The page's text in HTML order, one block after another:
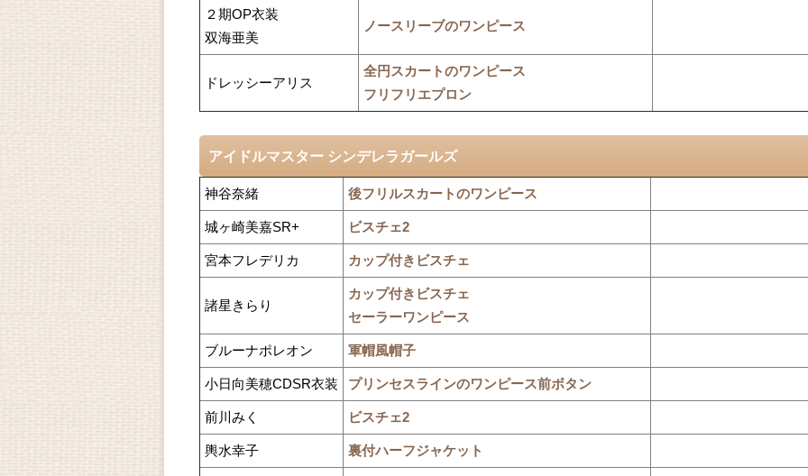
２期OP衣装
双海亜美
ノースリーブのワンピース
ドレッシーアリス
全円スカートのワンピース
フリフリエプロン
アイドルマスター シンデレラガールズ
神谷奈緒 後フリルスカートのワンピース
城ヶ崎美嘉SR+ ビスチェ2
宮本フレデリカ カップ付きビスチェ
諸星きらり
カップ付きビスチェ
セーラーワンピース
ブルーナポレオン 軍帽風帽子
小日向美穂CDSR衣装 プリンセスラインのワンピース前ボタン
前川みく ビスチェ2
輿水幸子 裏付ハーフジャケット